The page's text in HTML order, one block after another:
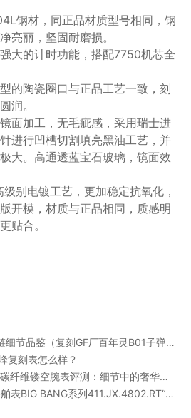
钢材，同正品材质型号相同，钢
亮丽，坚固耐磨损。
大的计时功能，搭配7750机芯全
的陶瓷圈口与正品工艺一致，刻
润。
面加工，无毛疵感，采用瑞士进
进行凹槽切割填亮黑油工艺，并
大。高通透蓝宝石玻璃，镜面效
级别电镀工艺，更加稳定抗氧化，
开模，材质与正品相同，质感明
贴合。
（复刻GF厂百年灵B01子弹链细节方面到底如何）
复刻表怎么样？
维镂空腕表评测：细节中的奢华与卓越
系列411.JX.4802.RT“全透明腕表”复刻版评测